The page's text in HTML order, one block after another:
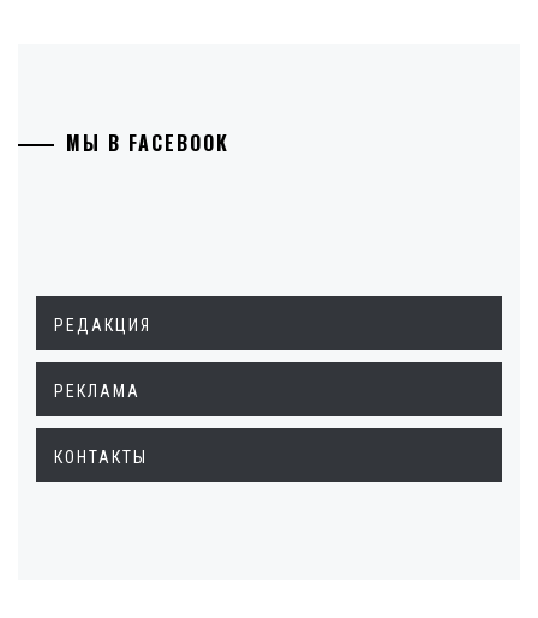
МЫ В FACEBOOK
РЕДАКЦИЯ
РЕКЛАМА
КОНТАКТЫ